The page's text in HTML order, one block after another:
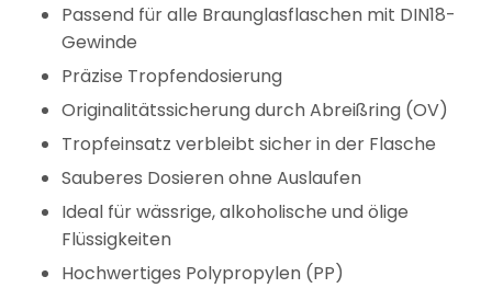
Passend für alle Braunglasflaschen mit DIN18-
Gewinde
Präzise Tropfendosierung
Originalitätssicherung durch Abreißring (OV)
Tropfeinsatz verbleibt sicher in der Flasche
Sauberes Dosieren ohne Auslaufen
Ideal für wässrige, alkoholische und ölige
Flüssigkeiten
Hochwertiges Polypropylen (PP)